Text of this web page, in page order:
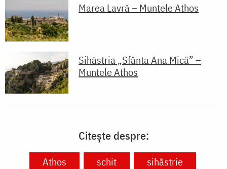
Marea Lavră – Muntele Athos
Sihăstria „Sfânta Ana Mică” –
Muntele Athos
Citește despre:
Athos schit
sihăstrie